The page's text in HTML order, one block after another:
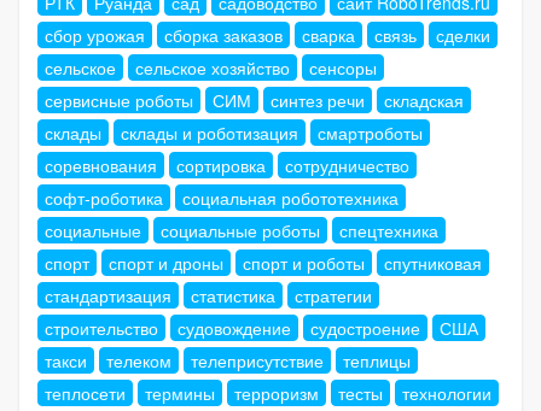
сбор урожая
сборка заказов сварка связь
сделки
сельское
сельское хозяйство
сенсоры
сервисные роботы
СИМ синтез речи
складская
склады
склады и роботизация
смартроботы
соревнования
сортировка
сотрудничество
софт-роботика
социальная робототехника
социальные
социальные роботы
спецтехника
спорт
спорт и дроны спорт и роботы
спутниковая
стандартизация
статистика
стратегии
строительство
судовождение судостроение
США
такси
телеком телеприсутствие
теплицы
теплосети
термины терроризм тесты
технологии